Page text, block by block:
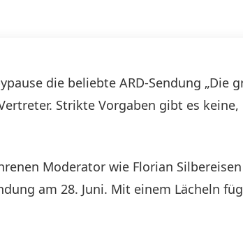
die beliebte ARD-Sendung „Die
Strikte Vorgaben gibt es
Moderator wie Florian Silbereisen
am 28. Juni. Mit einem Lächeln